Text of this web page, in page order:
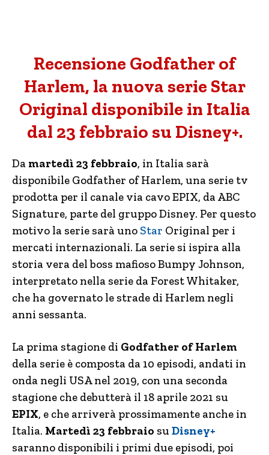
Recensione Godfather of
Harlem, la nuova serie Star
Original disponibile in Italia
dal 23 febbraio su Disney+.
Da martedì 23 febbraio, in Italia sarà
disponibile Godfather of Harlem, una serie tv
prodotta per il canale via cavo EPIX, da ABC
Signature, parte del gruppo Disney. Per questo
motivo la serie sarà uno Star Original per i
mercati internazionali. La serie si ispira alla
storia vera del boss mafioso Bumpy Johnson,
interpretato nella serie da Forest Whitaker,
che ha governato le strade di Harlem negli
anni sessanta.
La prima stagione di Godfather of Harlem
della serie è composta da 10 episodi, andati in
onda negli USA nel 2019, con una seconda
stagione che debutterà il 18 aprile 2021 su
EPIX, e che arriverà prossimamente anche in
Italia. Martedì 23 febbraio su Disney+
saranno disponibili i primi due episodi, poi